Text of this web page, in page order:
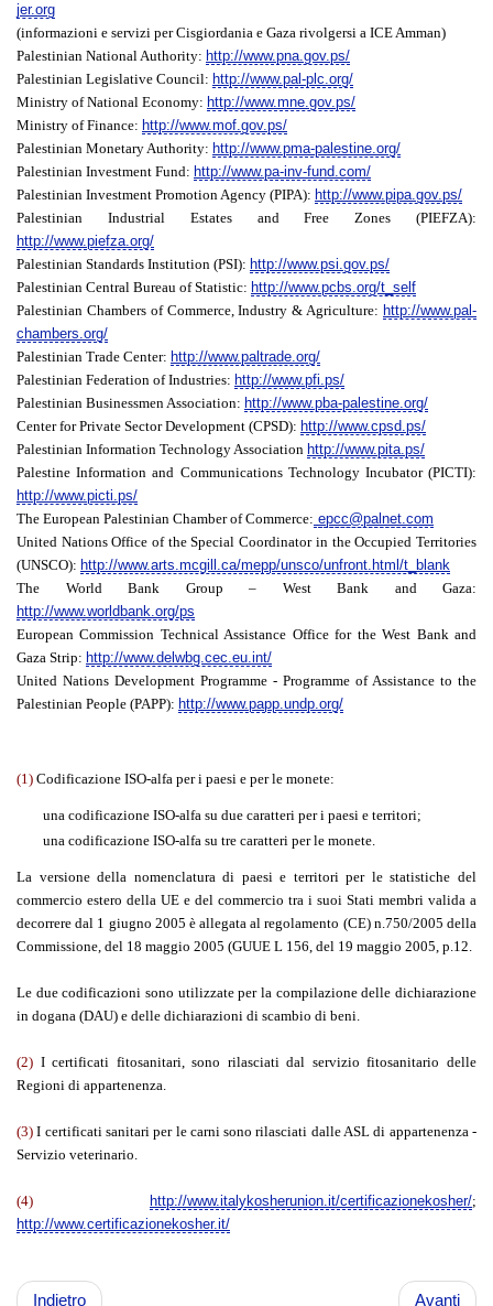
jer.org
(informazioni e servizi per Cisgiordania e Gaza rivolgersi a ICE Amman)
Palestinian National Authority: http://www.pna.gov.ps/
Palestinian Legislative Council: http://www.pal-plc.org/
Ministry of National Economy: http://www.mne.gov.ps/
Ministry of Finance: http://www.mof.gov.ps/
Palestinian Monetary Authority: http://www.pma-palestine.org/
Palestinian Investment Fund: http://www.pa-inv-fund.com/
Palestinian Investment Promotion Agency (PIPA): http://www.pipa.gov.ps/
Palestinian Industrial Estates and Free Zones (PIEFZA):
http://www.piefza.org/
Palestinian Standards Institution (PSI): http://www.psi.gov.ps/
Palestinian Central Bureau of Statistic: http://www.pcbs.org/t_self
Palestinian Chambers of Commerce, Industry & Agriculture: http://www.pal-
chambers.org/
Palestinian Trade Center: http://www.paltrade.org/
Palestinian Federation of Industries: http://www.pfi.ps/
Palestinian Businessmen Association: http://www.pba-palestine.org/
Center for Private Sector Development (CPSD): http://www.cpsd.ps/
Palestinian Information Technology Association http://www.pita.ps/
Palestine Information and Communications Technology Incubator (PICTI):
http://www.picti.ps/
The European Palestinian Chamber of Commerce: epcc@palnet.com
United Nations Office of the Special Coordinator in the Occupied Territories
(UNSCO): http://www.arts.mcgill.ca/mepp/unsco/unfront.html/t_blank
The World Bank Group – West Bank and Gaza:
http://www.worldbank.org/ps
European Commission Technical Assistance Office for the West Bank and
Gaza Strip: http://www.delwbg.cec.eu.int/
United Nations Development Programme - Programme of Assistance to the
Palestinian People (PAPP): http://www.papp.undp.org/
(1) Codificazione ISO-alfa per i paesi e per le monete:
una codificazione ISO-alfa su due caratteri per i paesi e territori;
una codificazione ISO-alfa su tre caratteri per le monete.
La versione della nomenclatura di paesi e territori per le statistiche del
commercio estero della UE e del commercio tra i suoi Stati membri valida a
decorrere dal 1 giugno 2005 è allegata al regolamento (CE) n.750/2005 della
Commissione, del 18 maggio 2005 (GUUE L 156, del 19 maggio 2005, p.12.
Le due codificazioni sono utilizzate per la compilazione delle dichiarazione
in dogana (DAU) e delle dichiarazioni di scambio di beni.
(2) I certificati fitosanitari, sono rilasciati dal servizio fitosanitario delle
Regioni di appartenenza.
(3) I certificati sanitari per le carni sono rilasciati dalle ASL di appartenenza -
Servizio veterinario.
(4) http://www.italykosherunion.it/certificazionekosher/;
http://www.certificazionekosher.it/
Indietro Avanti